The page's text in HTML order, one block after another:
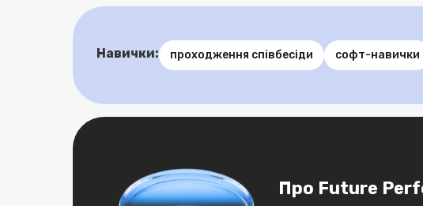
Навички: проходження співбесіди софт-навички
Про Future